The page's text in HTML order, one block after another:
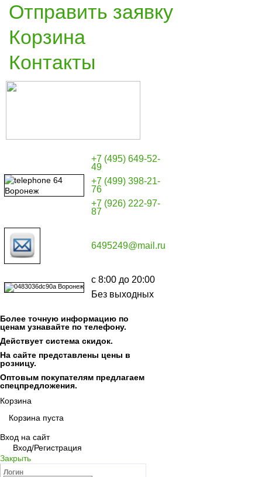
Отправить заявку
Корзина
Контакты
+7 (495) 649-52-
49
+7 (499) 398-21-
76
+7 (926) 222-97-
87
6495249@mail.ru
с 8:00 до 20:00
Без выходных
Более точную информацию по
ценам узнавайте по телефону.
Действует система скидок.
На сайте представлены цены в
розницу.
Оптовым покупателям предлагаем
спецпредложения.
Корзина
Корзина пуста
Вход на сайт
Вход/Регистрация
Закрыть
Логин